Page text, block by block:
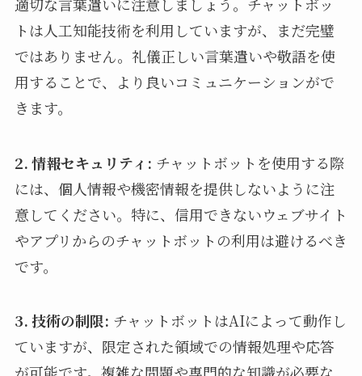
トは人工知能技術を利用していますが、まだ完璧
ではありません。礼儀正しい言葉遣いや敬語を使
用することで、より良いコミュニケーションがで
きます。
2. 情報セキュリティ: チャットボットを使用する際
には、個人情報や機密情報を提供しないように注
意してください。特に、信用できないウェブサイト
やアプリからのチャットボットの利用は避けるべき
です。
3. 技術の制限: チャットボットはAIによって動作し
ていますが、限定された領域での情報処理や応答